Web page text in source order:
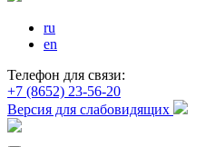
ru
en
Телефон для связи:
+7 (8652) 23-56-20
Версия для слабовидящих